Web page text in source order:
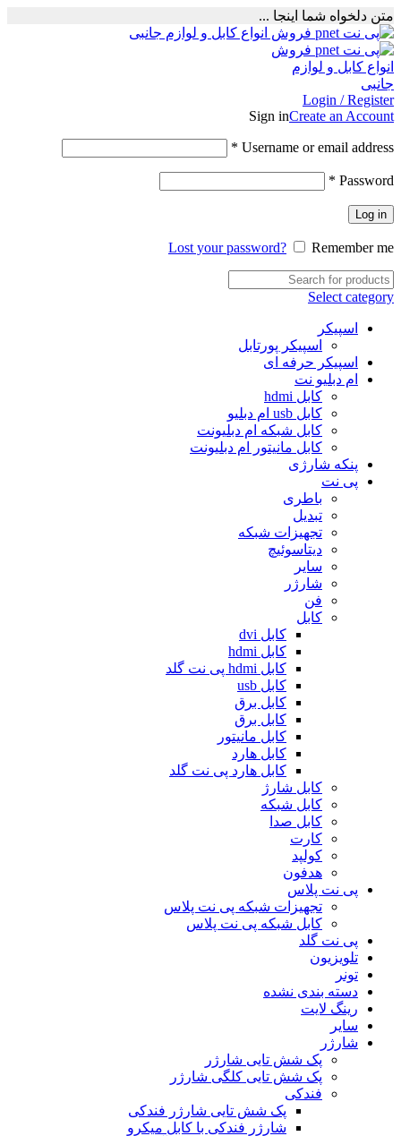
متن دلخواه شما اینجا ...
Login / Register
Sign inCreate an Account
Username or email address
*
Password
*
Log in
Lost your password? Remember me
Select category
اسپیکر
اسپیکر پورتابل
اسپیکر حرفه ای
ام دبلیو نت
کابل hdmi
کابل usb ام دبلیو
کابل شبکه ام دبلیونت
کابل مانیتور ام دبلیونت
پنکه شارژی
پی نت
باطری
تبدیل
تجهیزات شبکه
دیتاسوئیچ
سایر
شارژر
فن
کابل
کابل dvi
کابل hdmi
کابل hdmi پی نت گلد
کابل usb
کابل برق
کابل برق
کابل مانیتور
کابل هارد
کابل هارد پی نت گلد
کابل شارژ
کابل شبکه
کابل صدا
کارت
کولپد
هدفون
پی نت پلاس
تجهیزات شبکه پی نت پلاس
کابل شبکه پی نت پلاس
پی نت گلد
تلویزیون
تونر
دسته بندی نشده
رینگ لایت
سایر
شارژر
پک شش تایی شارژر
پک شش تایی کلگی شارژر
فندکی
پک شش تایی شارژر فندکی
شارژر فندکی با کابل میکرو